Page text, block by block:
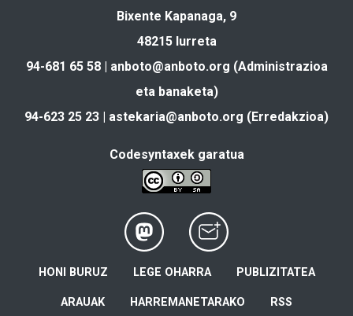
Bixente Kapanaga, 9
48215 Iurreta
94-681 65 58 | anboto@anboto.org (Administrazioa
eta banaketa)
94-623 25 23 | astekaria@anboto.org (Erredakzioa)
Codesyntaxek garatua
HONI BURUZ LEGE OHARRA PUBLIZITATEA
ARAUAK HARREMANETARAKO RSS